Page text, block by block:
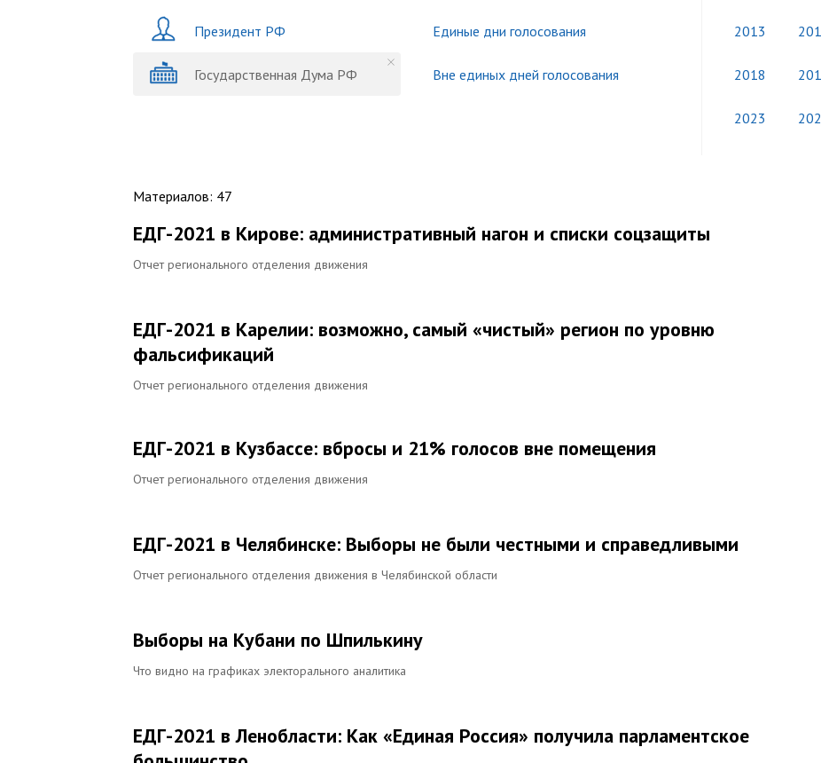
Президент РФ
Государственная Дума РФ
Единые дни голосования
Вне единых дней голосования
2013
2018
2023
Материалов: 47
ЕДГ-2021 в Кирове: административный нагон и списки соцзащиты
Отчет регионального отделения движения
ЕДГ-2021 в Карелии: возможно, самый «чистый» регион по уровню
фальсификаций
Отчет регионального отделения движения
ЕДГ-2021 в Кузбассе: вбросы и 21% голосов вне помещения
Отчет регионального отделения движения
ЕДГ-2021 в Челябинске: Выборы не были честными и справедливыми
Отчет регионального отделения движения в Челябинской области
Выборы на Кубани по Шпилькину
Что видно на графиках электорального аналитика
ЕДГ-2021 в Ленобласти: Как «Единая Россия» получила парламентское